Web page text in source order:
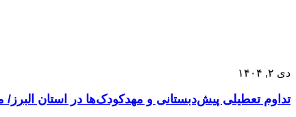
دی ۲, ۱۴۰۴
تداوم تعطیلی پیش‌دبستانی و مهدکودک‌ها در استان